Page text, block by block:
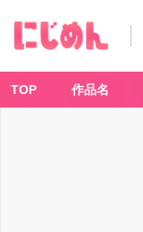
1
円
シ
TOP 作品名